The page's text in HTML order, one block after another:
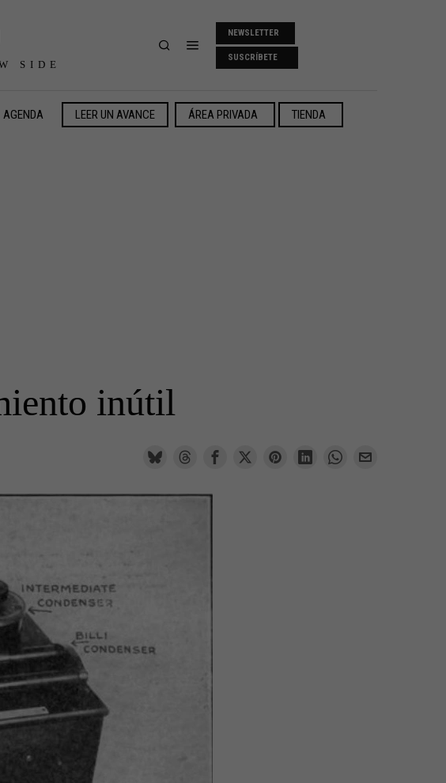
SIDE
NEWSLETTER
SUSCRÍBETE
AGENDA LEER UN AVANCE ÁREA PRIVADA TIENDA
inútil